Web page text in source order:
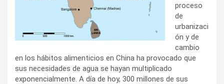
proceso
de
urbanizaci
ón y de
cambio
en los hábitos alimenticios en China ha provocado que
sus necesidades de agua se hayan multiplicado
exponencialmente. A día de hoy, 300 millones de sus